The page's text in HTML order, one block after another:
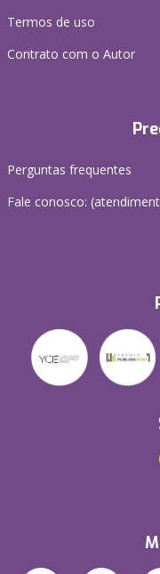
Termos de uso
Contrato com o Autor
Perguntas frequentes
Fale conosco: